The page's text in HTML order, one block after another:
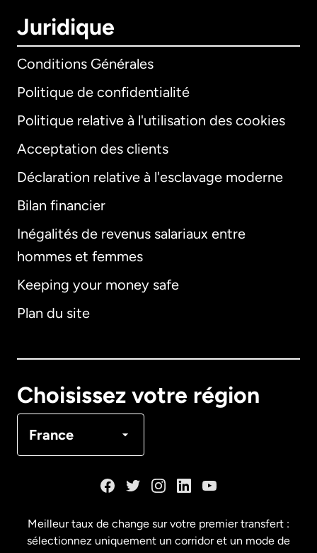
Juridique
Conditions Générales
Politique de confidentialité
Politique relative à l'utilisation des cookies
Acceptation des clients
Déclaration relative à l'esclavage moderne
Bilan financier
Inégalités de revenus salariaux entre
hommes et femmes
Keeping your money safe
Plan du site
Choisissez votre région
France
International
Allemagne
Français
Meilleur taux de change sur votre premier transfert :
sélectionnez uniquement un corridor et un mode de